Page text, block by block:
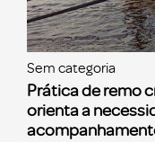
Sem categoria
Prática de remo
orienta a